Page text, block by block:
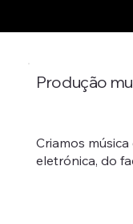
Criamos
eletrónica, do
Produção